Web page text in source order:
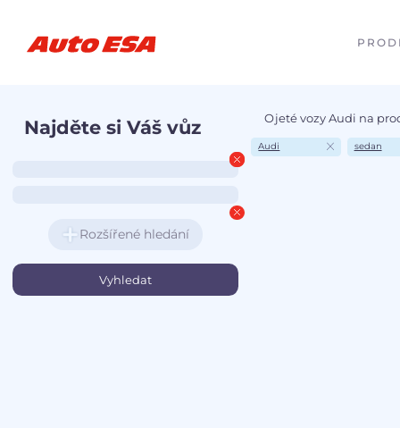
Najděte si Váš vůz
Rozšířené hledání
Ojeté vozy Audi na
Audi sedan